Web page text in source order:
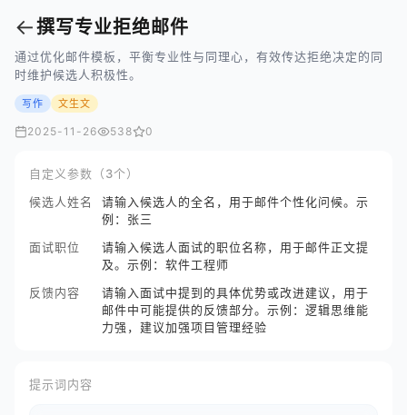
←撰写专业拒绝邮件
通过优化邮件模板，平衡专业性与同理心，有效传达拒绝决定的同
时维护候选人积极性。
写作 文生文
2025-11-26 538 0
自定义参数（3个）
候选人姓名
请输入候选人的全名，用于邮件个性化问候。示
例：张三
面试职位
请输入候选人面试的职位名称，用于邮件正文提
及。示例：软件工程师
反馈内容
请输入面试中提到的具体优势或改进建议，用于
邮件中可能提供的反馈部分。示例：逻辑思维能
力强，建议加强项目管理经验
提示词内容